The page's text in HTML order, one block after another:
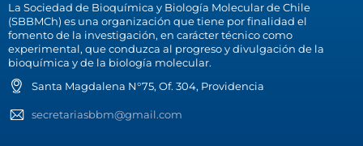
La Sociedad de Bioquímica y Biología Molecular de Chile
(SBBMCh) es una organización que tiene por finalidad el
fomento de la investigación, en carácter técnico como
experimental, que conduzca al progreso y divulgación de la
bioquímica y de la biología molecular.
Santa Magdalena N°75, Of. 304, Providencia
secretariasbbm@gmail.com